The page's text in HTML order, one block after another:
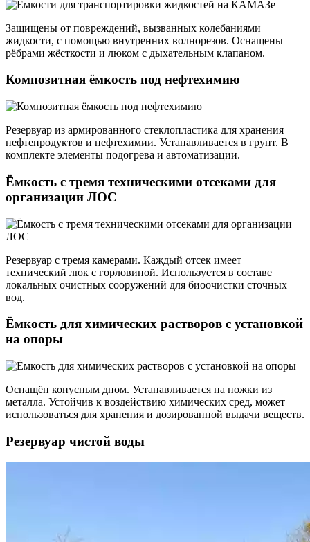
Защищены от повреждений, вызванных колебаниями
жидкости, с помощью внутренних волнорезов. Оснащены
рёбрами жёсткости и люком с дыхательным клапаном.
Композитная ёмкость под нефтехимию
Резервуар из армированного стеклопластика для хранения
нефтепродуктов и нефтехимии. Устанавливается в грунт. В
комплекте элементы подогрева и автоматизации.
Ёмкость с тремя техническими отсеками для
организации ЛОС
Резервуар с тремя камерами. Каждый отсек имеет
технический люк с горловиной. Используется в составе
локальных очистных сооружений для биоочистки сточных
вод.
Ёмкость для химических растворов с установкой
на опоры
Оснащён конусным дном. Устанавливается на ножки из
металла. Устойчив к воздействию химических сред, может
использоваться для хранения и дозированной выдачи веществ.
Резервуар чистой воды